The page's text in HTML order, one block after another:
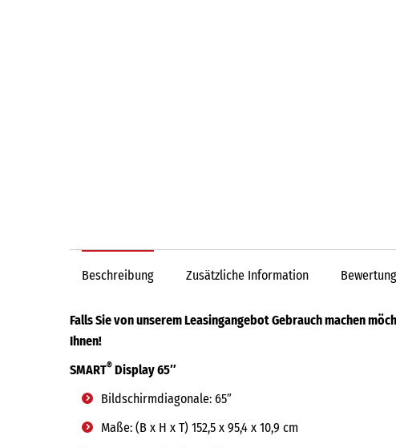
Beschreibung Zusätzliche Information
Falls Sie von unserem Leasingangebot Gebrauch machen
Ihnen!
SMART® Display 65″
Bildschirmdiagonale: 65″
Maße: (B x H x T) 152,5 x 95,4 x 10,9 cm